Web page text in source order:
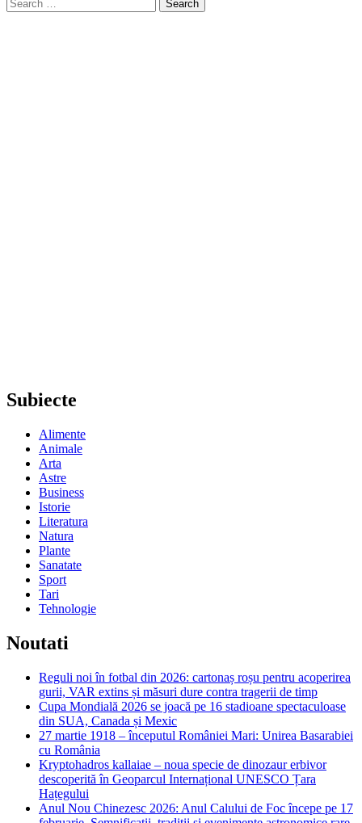
for:
Subiecte
Alimente
Animale
Arta
Astre
Business
Istorie
Literatura
Natura
Plante
Sanatate
Sport
Tari
Tehnologie
Noutati
Reguli noi în fotbal din 2026: cartonaș roșu pentru acoperirea
gurii, VAR extins și măsuri dure contra tragerii de timp
Cupa Mondială 2026 se joacă pe 16 stadioane spectaculoase
din SUA, Canada și Mexic
27 martie 1918 – începutul României Mari: Unirea Basarabiei
cu România
Kryptohadros kallaiae – noua specie de dinozaur erbivor
descoperită în Geoparcul Internațional UNESCO Țara
Hațegului
Anul Nou Chinezesc 2026: Anul Calului de Foc începe pe 17